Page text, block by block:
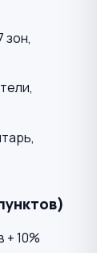
зон,
10%